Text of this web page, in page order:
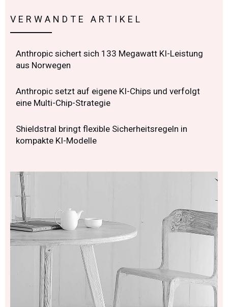
VERWANDTE ARTIKEL
Anthropic sichert sich 133 Megawatt KI-Leistung
aus Norwegen
Anthropic setzt auf eigene KI-Chips und verfolgt
eine Multi-Chip-Strategie
Shieldstral bringt flexible Sicherheitsregeln in
kompakte KI-Modelle